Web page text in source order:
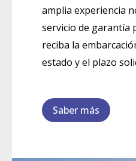
amplia experiencia
servicio de garantía
reciba la
estado y el plazo
Saber más